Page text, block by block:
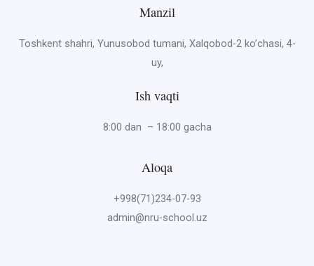
Manzil
Toshkent shahri, Yunusobod tumani, Xalqobod-2 ko’chasi, 4-
uy,
Ish vaqti
8:00 dan – 18:00 gacha
Aloqa
+998(71)234-07-93
admin@nru-school.uz